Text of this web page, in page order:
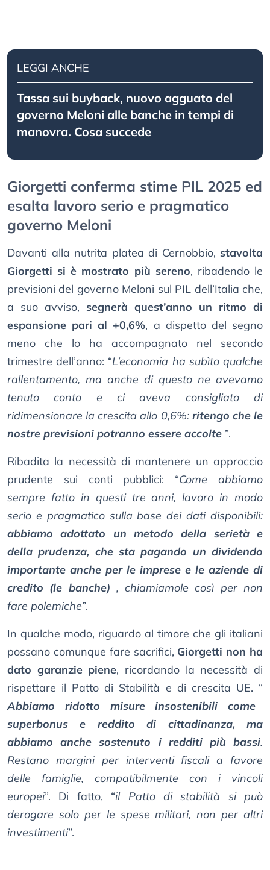
LEGGI ANCHE
Tassa sui buyback, nuovo agguato del
governo Meloni alle banche in tempi di
manovra. Cosa succede
Giorgetti conferma stime PIL 2025 ed
esalta lavoro serio e pragmatico
governo Meloni
Davanti alla nutrita platea di Cernobbio, stavolta
Giorgetti si è mostrato più sereno, ribadendo le
previsioni del governo Meloni sul PIL dell’Italia che,
a suo avviso, segnerà quest’anno un ritmo di
espansione pari al +0,6%, a dispetto del segno
meno che lo ha accompagnato nel secondo
trimestre dell’anno: “L’economia ha subìto qualche
rallentamento, ma anche di questo ne avevamo
tenuto conto e ci aveva consigliato di
ridimensionare la crescita allo 0,6%: ritengo che le
nostre previsioni potranno essere accolte ”.
Ribadita la necessità di mantenere un approccio
prudente sui conti pubblici: “Come abbiamo
sempre fatto in questi tre anni, lavoro in modo
serio e pragmatico sulla base dei dati disponibili:
abbiamo adottato un metodo della serietà e
della prudenza, che sta pagando un dividendo
importante anche per le imprese e le aziende di
credito (le banche) , chiamiamole così per non
fare polemiche”.
In qualche modo, riguardo al timore che gli italiani
possano comunque fare sacrifici, Giorgetti non ha
dato garanzie piene, ricordando la necessità di
rispettare il Patto di Stabilità e di crescita UE. “
Abbiamo ridotto misure insostenibili come
superbonus e reddito di cittadinanza, ma
abbiamo anche sostenuto i redditi più bassi.
Restano margini per interventi fiscali a favore
delle famiglie, compatibilmente con i vincoli
europei”. Di fatto, “il Patto di stabilità si può
derogare solo per le spese militari, non per altri
investimenti”.